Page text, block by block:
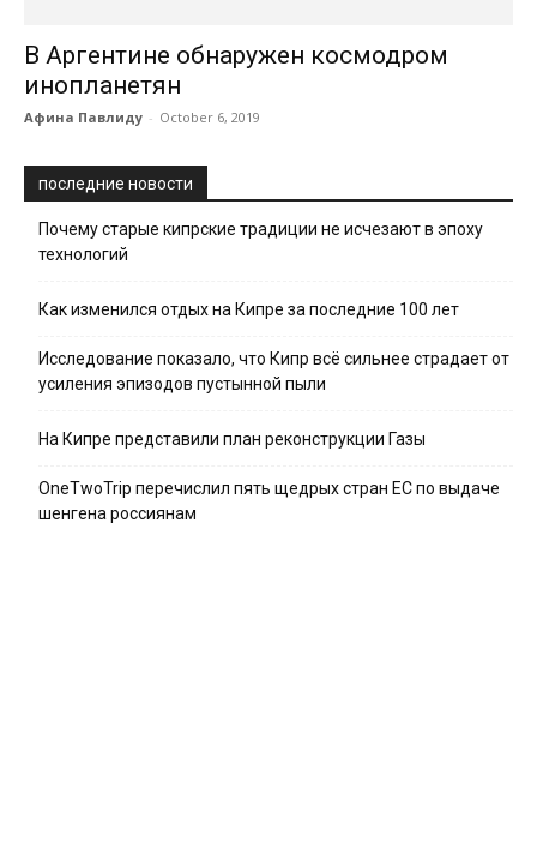
В Аргентине обнаружен космодром
инопланетян
Афина Павлиду - October 6, 2019
последние новости
Почему старые кипрские традиции не исчезают в эпоху
технологий
Как изменился отдых на Кипре за последние 100 лет
Исследование показало, что Кипр всё сильнее страдает от
усиления эпизодов пустынной пыли
На Кипре представили план реконструкции Газы
OneTwoTrip перечислил пять щедрых стран ЕС по выдаче
шенгена россиянам